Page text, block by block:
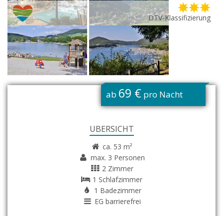
DTV-Klassifizierung
ab 69 € pro Nacht
ÜBERSICHT
ca. 53 m²
max. 3 Personen
2 Zimmer
1 Schlafzimmer
1 Badezimmer
EG barrierefrei